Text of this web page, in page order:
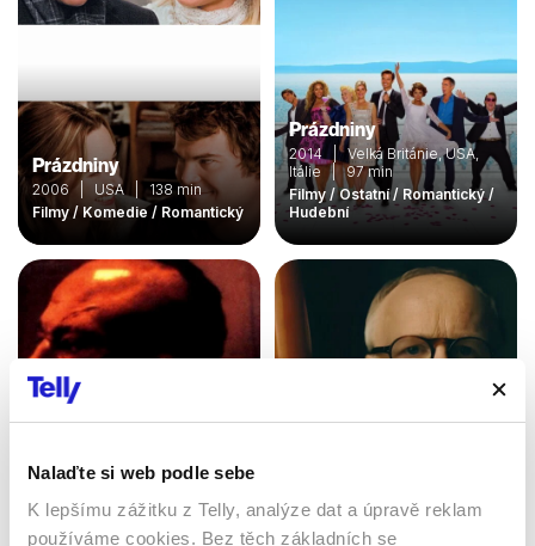
Nalaďte si web podle sebe
K lepšímu zážitku z Telly, analýze dat a úpravě reklam
používáme cookies. Bez těch základních se
Prázdniny
2006 | USA | 138 min
Filmy / Komedie / Romantický
Prázdniny
2014 | Velká Británie, USA,
Itálie | 97 min
Filmy / Ostatní / Romantický /
Hudební
Kickboxer 4: Agresor Muž jednoho tónu